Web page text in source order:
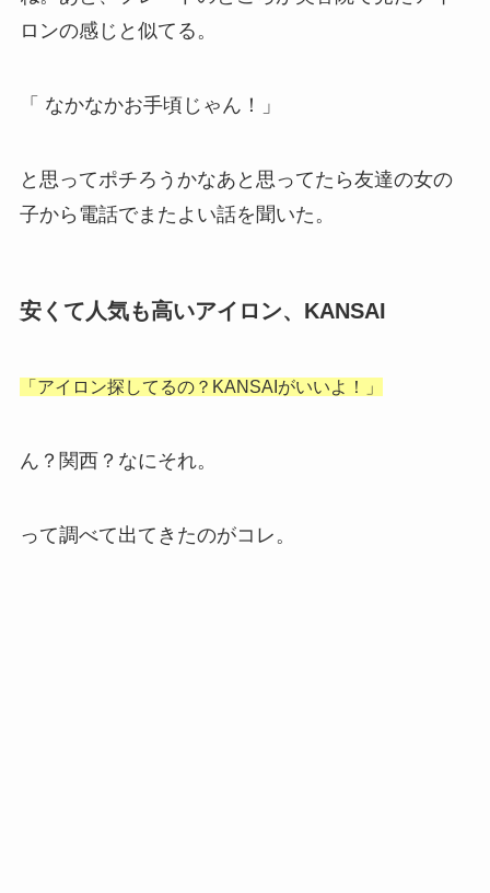
ロンの感じと似てる。
「 なかなかお手頃じゃん！」
と思ってポチろうかなあと思ってたら友達の女の
子から電話でまたよい話を聞いた。
安くて人気も高いアイロン、KANSAI
「アイロン探してるの？KANSAIがいいよ！」
ん？関西？なにそれ。
って調べて出てきたのがコレ。